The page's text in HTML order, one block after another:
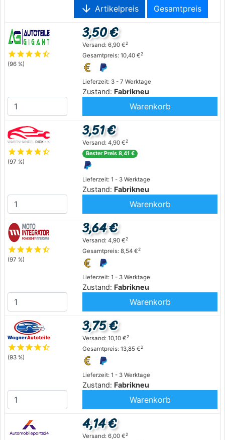
arrow_downward Artikelpreis Gesamtpreis
starstarstarstarstar_half
(96 %)
Lieferzeit: 3 - 7 Werktage
Zustand: Fabrikneu
3,50 €
Versand: 6,90 €2
Gesamtpreis: 10,40 €2
Warenkorb
starstarstarstarstar_half
(97 %)
Lieferzeit: 1 - 3 Werktage
Zustand: Fabrikneu
3,51 €
Versand: 4,90 €2
Bester Preis 8,41 €
Warenkorb
starstarstarstarstar_half
(97 %)
Lieferzeit: 1 - 3 Werktage
Zustand: Fabrikneu
3,64 €
Versand: 4,90 €2
Gesamtpreis: 8,54 €2
Warenkorb
starstarstarstarstar_half
(93 %)
Lieferzeit: 1 - 3 Werktage
Zustand: Fabrikneu
3,75 €
Versand: 10,10 €2
Gesamtpreis: 13,85 €2
Warenkorb
4,14 €
Versand: 6,00 €2